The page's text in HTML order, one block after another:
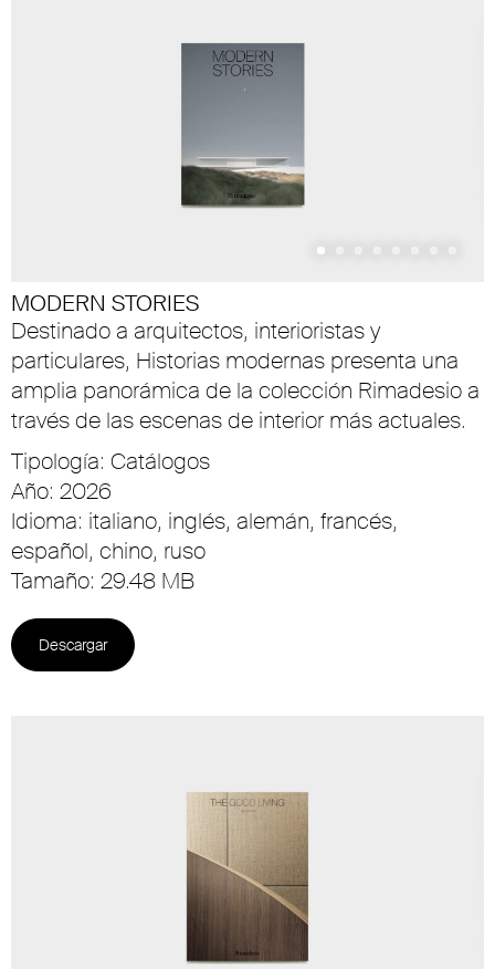
MODERN STORIES
Destinado a arquitectos, interioristas y
particulares, Historias modernas presenta una
amplia panorámica de la colección Rimadesio a
través de las escenas de interior más actuales.
Tipología: Catálogos
Año: 2026
Idioma: italiano, inglés, alemán, francés,
español, chino, ruso
Tamaño: 29.48 MB
Descargar